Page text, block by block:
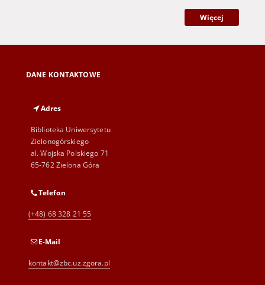
Więcej
DANE KONTAKTOWE
Adres
Biblioteka Uniwersytetu
Zielonogórskiego
al. Wojska Polskiego 71
65-762 Zielona Góra
Telefon
(+48) 68 328 21 55
E-Mail
kontakt@zbc.uz.zgora.pl